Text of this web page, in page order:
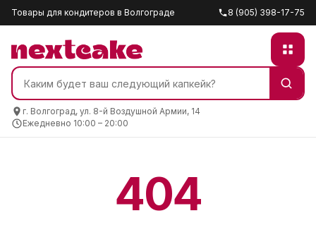
Товары для кондитеров в Волгограде 8 (905) 398-17-75
г. Волгоград, ул. 8-й Воздушной Армии, 14
Ежедневно 10:00 – 20:00
404